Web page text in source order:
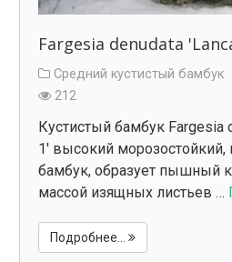
Fargesia denudata
Средний кустистый бамбук
212
Кустистый бамбук Fargesia
1' высокий морозостойкий,
бамбук, образует пышный
массой изящных листьев …
Подробнее...